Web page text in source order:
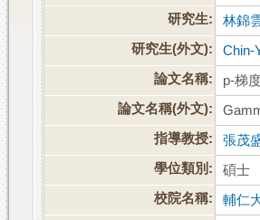
研究生:
林錦
研究生(外文):
Chin-
論文名稱:
p-梯
論文名稱(外文):
指導教授:
張茂
學位類別:
碩士
校院名稱:
輔仁